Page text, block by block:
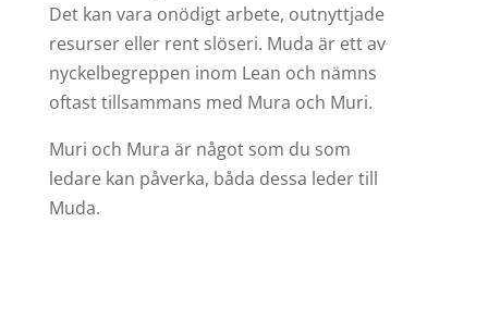
Det kan vara onödigt arbete, outnyttjade
resurser eller rent slöseri. Muda är ett av
nyckelbegreppen inom Lean och nämns
oftast tillsammans med Mura och Muri.
Muri och Mura är något som du som
ledare kan påverka, båda dessa leder till
Muda.